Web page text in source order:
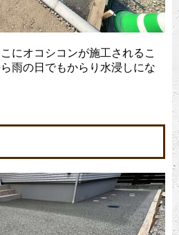
にオコシコンが施工されるこ
雨の日でもからり水浸しにな